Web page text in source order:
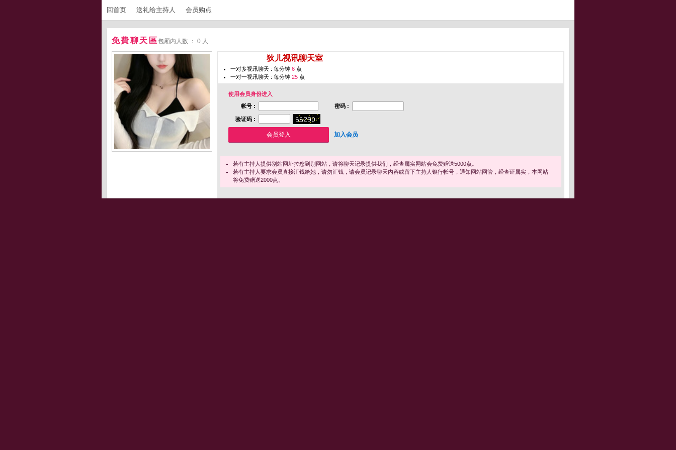
回首页 送礼给主持人 会员购点
免費聊天區包厢内人数 ： 0 人
狄儿视讯聊天室
一对多视讯聊天 : 每分钟 6 点
一对一视讯聊天 : 每分钟 25 点
使用会员身份进入
帐号 :
密码 :
验证码 :
加入会员
若有主持人提供别站网址拉您到别网站，请将聊天记录提供我们，经查属实网站会免费赠送5000点。
若有主持人要求会员直接汇钱给她，请勿汇钱，请会员记录聊天内容或留下主持人银行帐号，通知网站网管，经查证属实，本网站
将免费赠送2000点。